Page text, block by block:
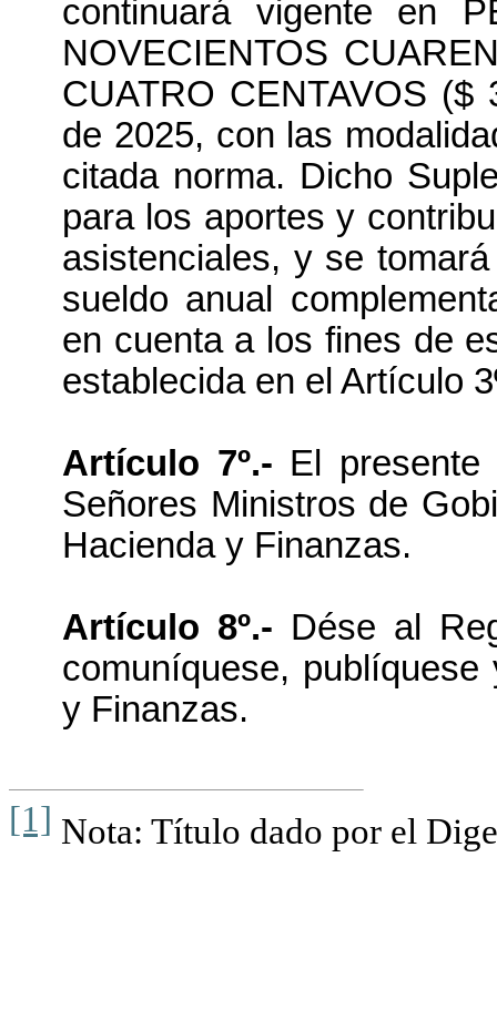
continuará vigente en
NOVECIENTOS
CUATRO CENTAVOS
de 2025, con las
citada norma. Dicho
para los aportes y
asistenciales, y se
sueldo anual
en cuenta a los fines de
establecida en el Artículo
Artículo 7º.- El
Señores Ministros de
Hacienda y Finanzas.
Artículo 8º.- Dése al
comuníquese,
y Finanzas.
[1] Nota: Título dado por el